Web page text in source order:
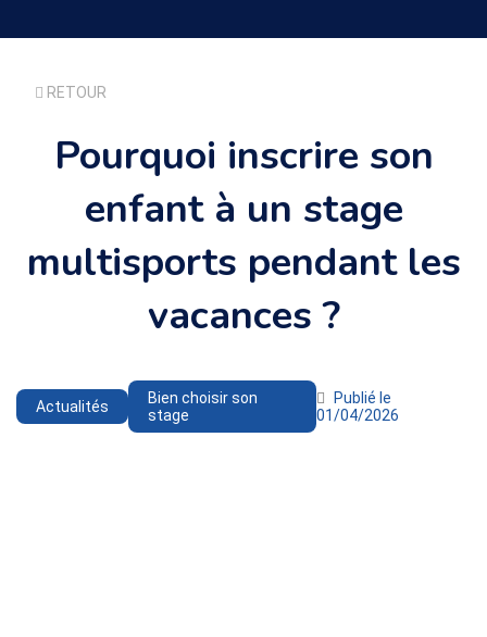
RETOUR
Pourquoi inscrire son
enfant à un stage
multisports pendant les
vacances ?
Actualités
Bien choisir son
stage
Publié le
01/04/2026